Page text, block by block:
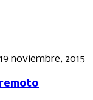
19 noviembre, 2015